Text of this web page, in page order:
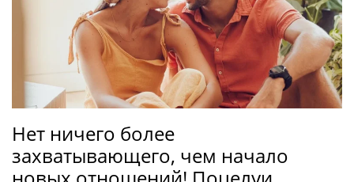
Нет ничего более
захватывающего, чем начало